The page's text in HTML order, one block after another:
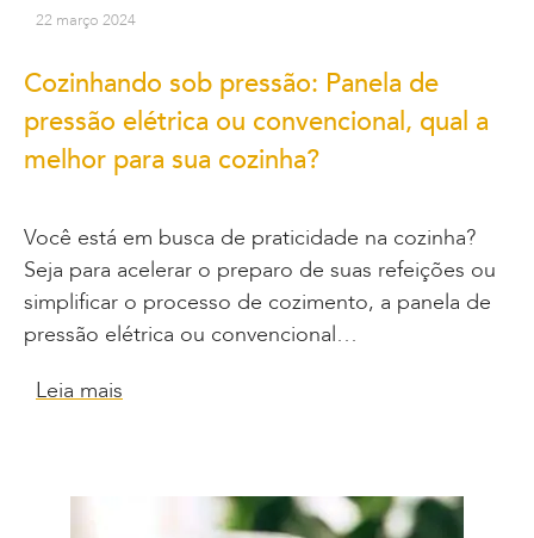
22 março 2024
Cozinhando sob pressão: Panela de
pressão elétrica ou convencional, qual a
melhor para sua cozinha?
Você está em busca de praticidade na cozinha?
Seja para acelerar o preparo de suas refeições ou
simplificar o processo de cozimento, a panela de
pressão elétrica ou convencional…
Leia mais